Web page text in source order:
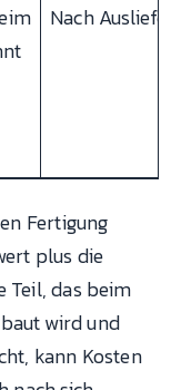
Nach
Fertigung
plus die
Teil, das beim
wird und
kann Kosten